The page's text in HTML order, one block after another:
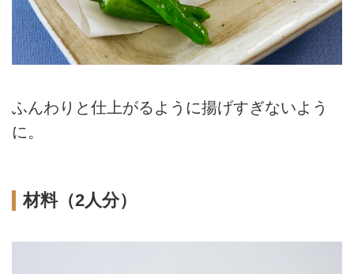
ふんわりと仕上がるように揚げすぎないよう
に。
材料（2人分）